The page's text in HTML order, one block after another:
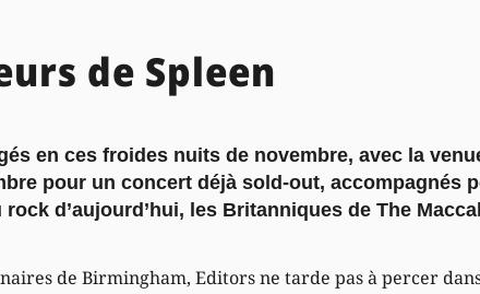
de Spleen
en ces froides nuits de novembre, avec la
pour un concert déjà sold-out, accompagnés
d’aujourd’hui, les Britanniques de The
de Birmingham, Editors ne tarde pas à percer